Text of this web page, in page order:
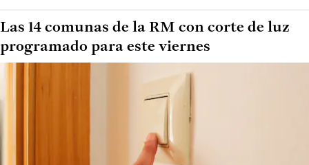
Las 14 comunas de la RM con corte de luz
programado para este viernes